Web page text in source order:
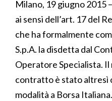
Milano, 19 giugno 2015
ai sensi dell’art. 17 del
che ha formalmente
S.p.A. la disdetta dal
Operatore Specialista.
contratto è stato altresì
modalità a Borsa